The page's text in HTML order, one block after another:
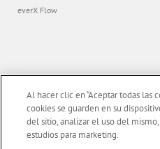
everX Flow
Al hacer clic en “Aceptar todas las
cookies se guarden en su
del sitio, analizar el uso del
estudios para marketing.